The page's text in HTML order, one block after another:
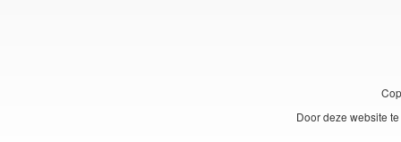
Door deze website